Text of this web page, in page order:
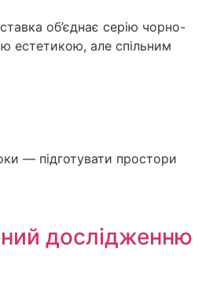
об’єднає серію чорно-
естетикою, але спільним
— підготувати простори
дослідженню